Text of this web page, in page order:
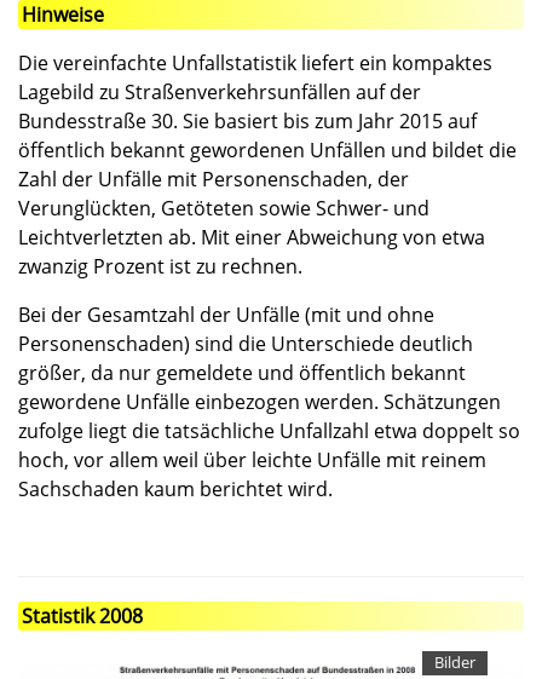
Hinweise
Die vereinfachte Unfallstatistik liefert ein kompaktes
Lagebild zu Straßenverkehrsunfällen auf der
Bundesstraße 30. Sie basiert bis zum Jahr 2015 auf
öffentlich bekannt gewordenen Unfällen und bildet die
Zahl der Unfälle mit Personenschaden, der
Verunglückten, Getöteten sowie Schwer- und
Leichtverletzten ab. Mit einer Abweichung von etwa
zwanzig Prozent ist zu rechnen.
Bei der Gesamtzahl der Unfälle (mit und ohne
Personenschaden) sind die Unterschiede deutlich
größer, da nur gemeldete und öffentlich bekannt
gewordene Unfälle einbezogen werden. Schätzungen
zufolge liegt die tatsächliche Unfallzahl etwa doppelt so
hoch, vor allem weil über leichte Unfälle mit reinem
Sachschaden kaum berichtet wird.
Statistik 2008
Bilder